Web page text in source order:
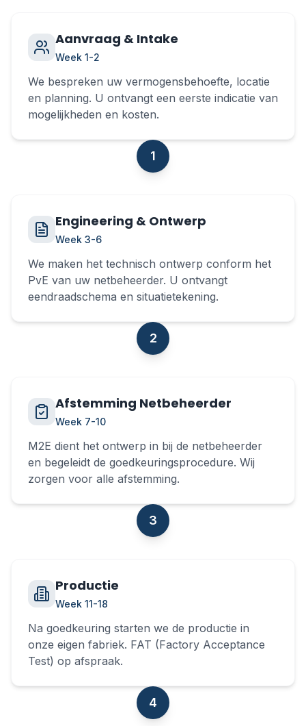
Aanvraag & Intake
Week 1-2
We bespreken uw vermogensbehoefte, locatie
en planning. U ontvangt een eerste indicatie van
mogelijkheden en kosten.
1
Engineering & Ontwerp
Week 3-6
We maken het technisch ontwerp conform het
PvE van uw netbeheerder. U ontvangt
eendraadschema en situatietekening.
2
Afstemming Netbeheerder
Week 7-10
M2E dient het ontwerp in bij de netbeheerder
en begeleidt de goedkeuringsprocedure. Wij
zorgen voor alle afstemming.
3
Productie
Week 11-18
Na goedkeuring starten we de productie in
onze eigen fabriek. FAT (Factory Acceptance
Test) op afspraak.
4